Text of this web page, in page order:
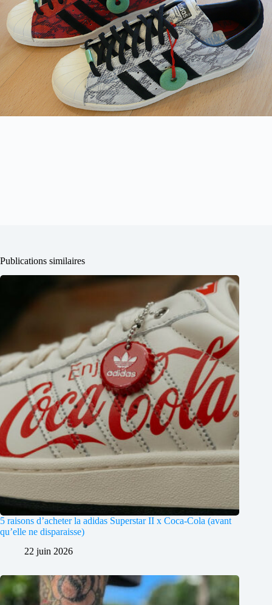
Publications similaires
5 raisons d’acheter la adidas Superstar II x Coca-Cola (avant
qu’elle ne disparaisse)
22 juin 2026